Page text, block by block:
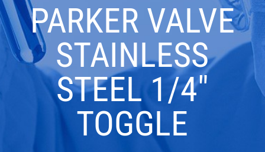
PARKER VALVE
STAINLESS
STEEL 1/4″
TOGGLE